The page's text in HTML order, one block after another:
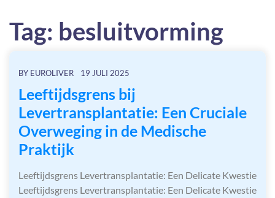
Tag: besluitvorming
BY EUROLIVER 19 JULI 2025
Leeftijdsgrens bij
Levertransplantatie: Een Cruciale
Overweging in de Medische
Praktijk
Leeftijdsgrens Levertransplantatie: Een Delicate Kwestie
Leeftijdsgrens Levertransplantatie: Een Delicate Kwestie